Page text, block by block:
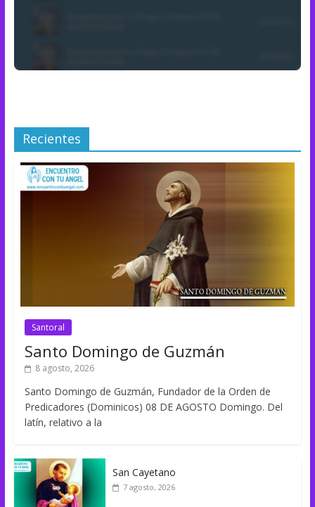
Recientes
Santoral
Santo Domingo de Guzmán
8 agosto, 2026
Santo Domingo de Guzmán, Fundador de la Orden de
Predicadores (Dominicos) 08 DE AGOSTO Domingo. Del
latín, relativo a la
San Cayetano
7 agosto, 2026